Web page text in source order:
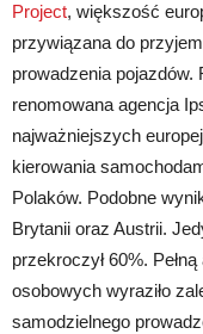
Project, większość
przywiązana do
prowadzenia pojazdów.
renomowana agencja
najważniejszych
kierowania
Polaków. Podobne
Brytanii oraz Austrii.
przekroczył 60%.
osobowych wyraziło
samodzielnego